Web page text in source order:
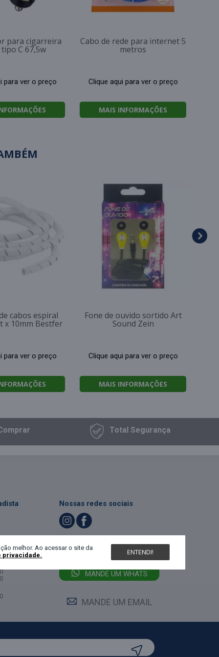
para cigarreira
tipo C 67,5w
para ver o preço
Cabo de rede para internet 5
metros
Clique aqui para ver o preço
MAIS INFORMAÇÕES
cabos espiral
x 10mm Bestfer
para ver o preço
Fone de ouvido sortido Art
Sound Zein
Clique aqui para ver o preço
MAIS INFORMAÇÕES
Total Segurança
melhor. Ao acessar o site da
privacidade.
ENTENDI!
Nossas redes sociais
LIGUE (47) 3467-5540
MANDE UM WHATS
MANDE UM EMAIL